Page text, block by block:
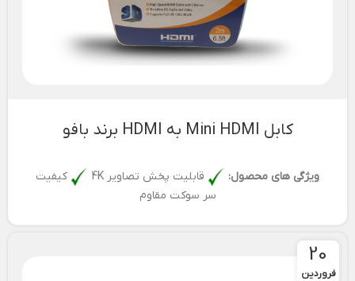
کابل Mini HDMI به HDMI برند بافو
ویژگی های محصول: قابلیت پخش تصاویر 4K
کیفیت
سر سوکت مقاوم
20
فروردین